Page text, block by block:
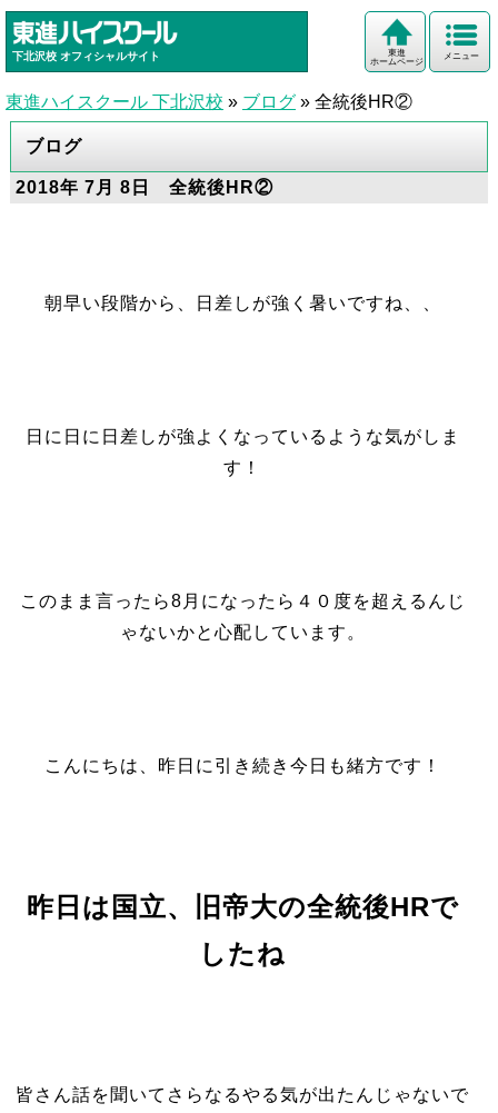
下北沢校 オフィシャルサイト メニュー
東進
ホームページ
東進ハイスクール 下北沢校 » ブログ » 全統後HR②
ブログ
2018年 7月 8日 全統後HR②
朝早い段階から、日差しが強く暑いですね、、
日に日に日差しが強よくなっているような気がしま
す！
このまま言ったら8月になったら４０度を超えるんじ
ゃないかと心配しています。
こんにちは、昨日に引き続き今日も緒方です！
昨日は国立、旧帝大の全統後HRで
したね
皆さん話を聞いてさらなるやる気が出たんじゃないで